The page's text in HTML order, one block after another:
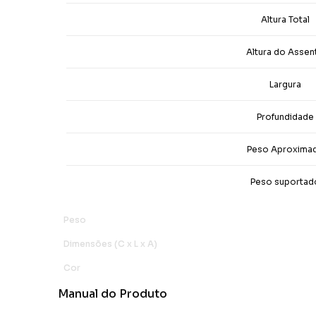
Altura Total
Altura do
Largura
Profundidade
Peso
Peso
Peso
Dimensões (C x L x A)
Cor
Manual do Produto